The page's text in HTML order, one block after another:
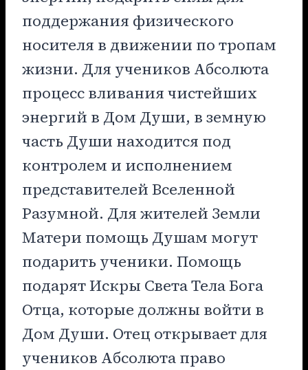
поддержания физического
носителя в движении по тропам
жизни. Для учеников Абсолюта
процесс вливания чистейших
энергий в Дом Души, в земную
часть Души находится под
контролем и исполнением
представителей Вселенной
Разумной. Для жителей Земли
Матери помощь Душам могут
подарить ученики. Помощь
подарят Искры Света Тела Бога
Отца, которые должны войти в
Дом Души. Отец открывает для
учеников Абсолюта право